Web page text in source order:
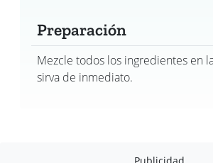
Preparación
Mezcle todos los ingredientes en
sirva de inmediato.